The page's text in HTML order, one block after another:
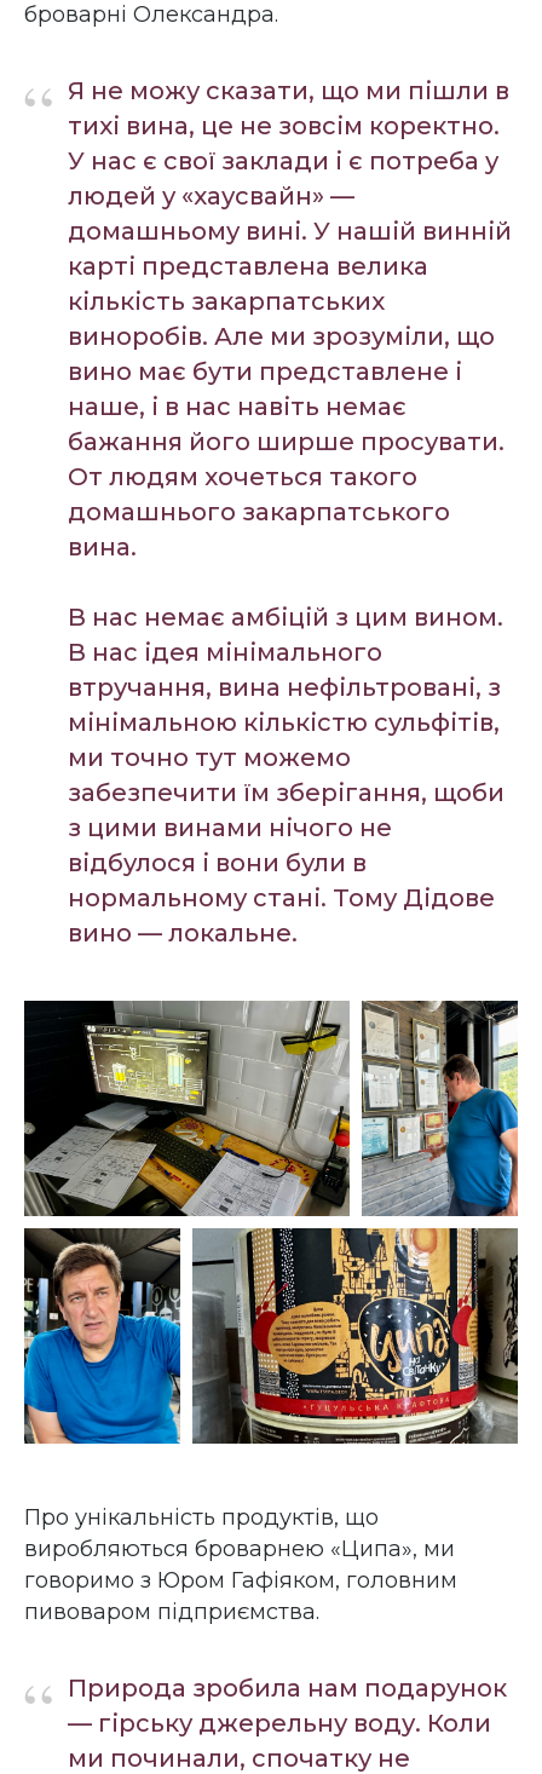
броварні Олександра.
“ Я не можу сказати, що ми пішли в
тихі вина, це не зовсім коректно.
У нас є свої заклади і є потреба у
людей у «хаусвайн» —
домашньому вині. У нашій винній
карті представлена велика
кількість закарпатських
виноробів. Але ми зрозуміли, що
вино має бути представлене і
наше, і в нас навіть немає
бажання його ширше просувати.
От людям хочеться такого
домашнього закарпатського
вина.
В нас немає амбіцій з цим вином.
В нас ідея мінімального
втручання, вина нефільтровані, з
мінімальною кількістю сульфітів,
ми точно тут можемо
забезпечити їм зберігання, щоби
з цими винами нічого не
відбулося і вони були в
нормальному стані. Тому Дідове
вино — локальне.
Про унікальність продуктів, що
виробляються броварнею «Ципа», ми
говоримо з Юром Гафіяком, головним
пивоваром підприємства.
“
Природа зробила нам подарунок
— гірську джерельну воду. Коли
ми починали, спочатку не